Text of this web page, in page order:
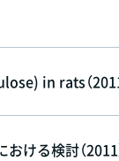
in rats（2011
ける検討（2011